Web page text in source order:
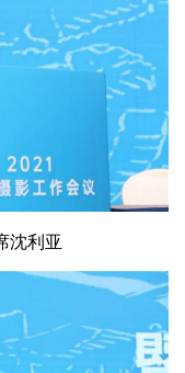
沈利亚